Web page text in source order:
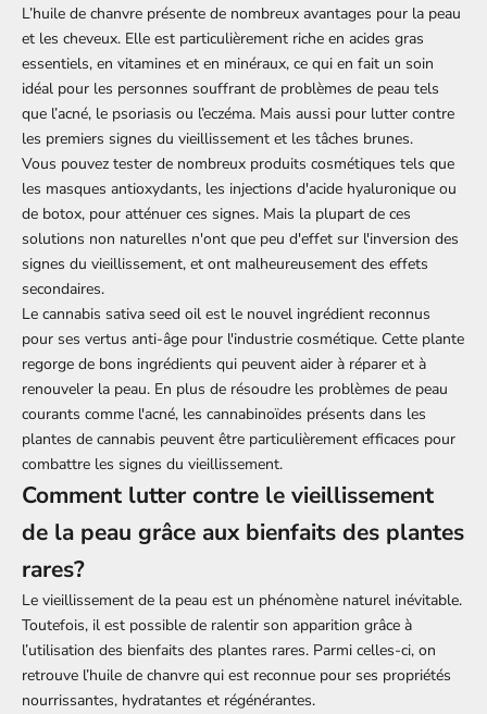
L’huile de chanvre présente de nombreux avantages pour la peau
et les cheveux. Elle est particulièrement riche en acides gras
essentiels, en vitamines et en minéraux, ce qui en fait un soin
idéal pour les personnes souffrant de problèmes de peau tels
que l’acné, le psoriasis ou l’eczéma. Mais aussi pour lutter contre
les premiers signes du vieillissement et les tâches brunes.
Vous pouvez tester de nombreux produits cosmétiques tels que
les masques antioxydants, les injections d'acide hyaluronique ou
de botox, pour atténuer ces signes. Mais la plupart de ces
solutions non naturelles n'ont que peu d'effet sur l'inversion des
signes du vieillissement, et ont malheureusement des effets
secondaires.
Le cannabis sativa seed oil est le nouvel ingrédient reconnus
pour ses vertus anti-âge pour l'industrie cosmétique. Cette plante
regorge de bons ingrédients qui peuvent aider à réparer et à
renouveler la peau. En plus de résoudre les problèmes de peau
courants comme l'acné, les cannabinoïdes présents dans les
plantes de cannabis peuvent être particulièrement efficaces pour
combattre les signes du vieillissement.
Comment lutter contre le vieillissement
de la peau grâce aux bienfaits des plantes
rares?
Le vieillissement de la peau est un phénomène naturel inévitable.
Toutefois, il est possible de ralentir son apparition grâce à
l’utilisation des bienfaits des plantes rares. Parmi celles-ci, on
retrouve l’huile de chanvre qui est reconnue pour ses propriétés
nourrissantes, hydratantes et régénérantes.